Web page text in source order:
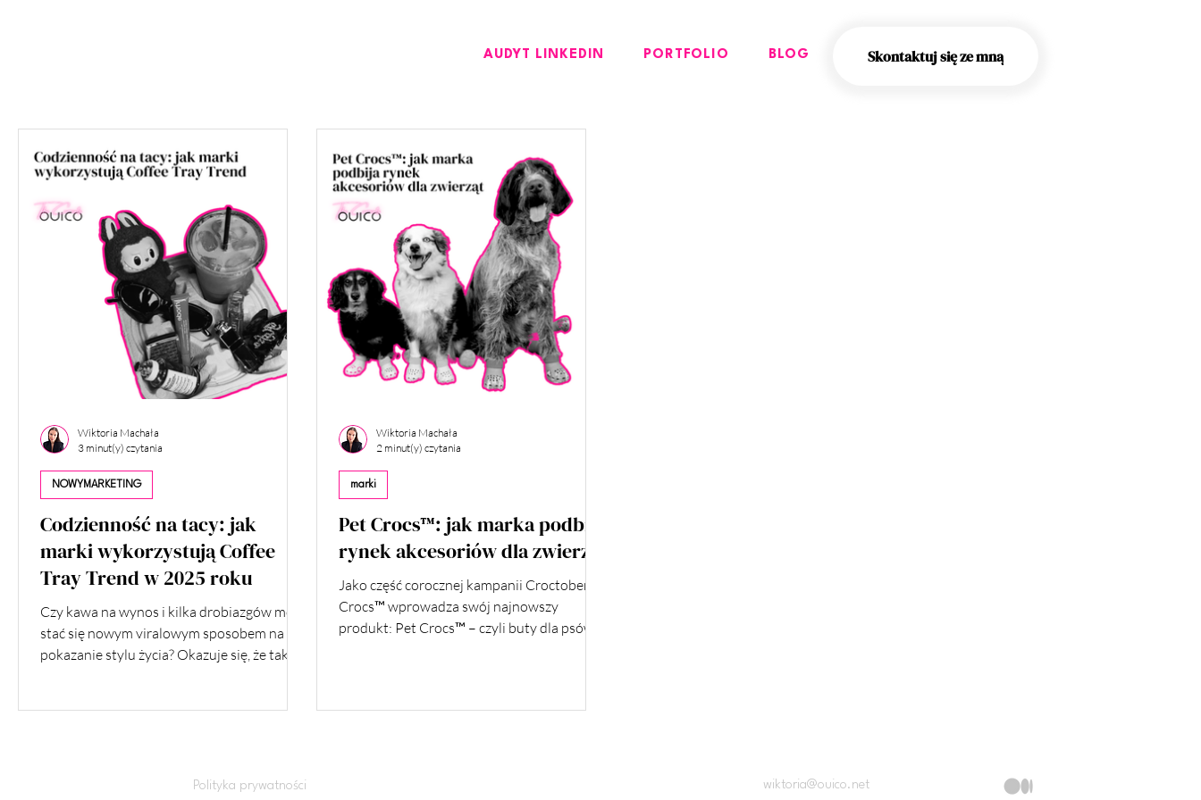
AUDYT LINKEDIN PORTFOLIO BLOG Skontaktuj się ze mną
Codzienność na tacy: jak
marki wykorzystują Coffee
Tray Trend w 2025 roku
Czy kawa na wynos i kilka drobiazgów mogą
stać się nowym viralowym sposobem na
pokazanie stylu życia? Okazuje się, że tak!
NOWYMARKETING
Wiktoria Machała
3 minut(y) czytania
Pet Crocs™: jak marka podbija
rynek akcesoriów dla zwierząt
Jako część corocznej kampanii Croctober,
Crocs™ wprowadza swój najnowszy
produkt: Pet Crocs™ – czyli buty dla psów.
marki
Wiktoria Machała
2 minut(y) czytania
Polityka prywatności wiktoria@ouico.net